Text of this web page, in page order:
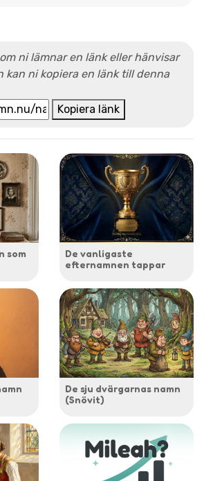
ni lämnar en länk eller hänvisar
kan ni kopiera en länk till denna
Kopiera länk
som
De vanligaste
efternamnen tappar
De sju dvärgarnas namn
(Snövit)